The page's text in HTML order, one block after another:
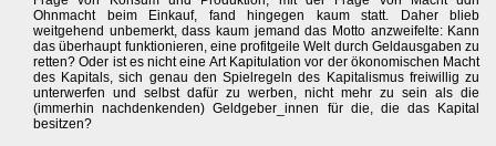
Ohnmacht beim Einkauf, fand hingegen kaum statt. Daher blieb
weitgehend unbemerkt, dass kaum jemand das Motto anzweifelte: Kann
das überhaupt funktionieren, eine profitgeile Welt durch Geldausgaben zu
retten? Oder ist es nicht eine Art Kapitulation vor der ökonomischen Macht
des Kapitals, sich genau den Spielregeln des Kapitalismus freiwillig zu
unterwerfen und selbst dafür zu werben, nicht mehr zu sein als die
(immerhin nachdenkenden) Geldgeber_innen für die, die das Kapital
besitzen?